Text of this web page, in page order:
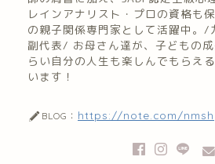
レインアナリスト・プロの資格も
の親子関係専門家として活躍中。/
副代表/ お母さん達が、子どもの
らい自分の人生も楽しんでもらえ
います！
BLOG： https://note.com/nmsh